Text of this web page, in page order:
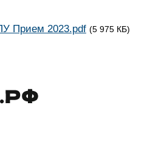
Прием 2023.pdf (5 975 КБ)